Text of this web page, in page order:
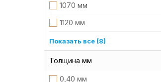
1070 мм
1120 мм
1130 мм
1170 мм
Показать все (8)
Толщина мм
0,40 мм